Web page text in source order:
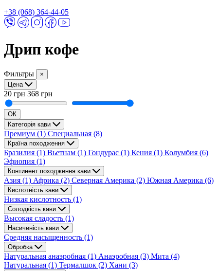
+38 (068) 364-44-05
Дрип кофе
Фильтры
×
Цена
20 грн 368 грн
ОК
Категорія кави
Премиум (1) Специальная (8)
Країна походження
Бразилия (1) Вьетнам (1) Гондурас (1) Кения (1) Колумбия (6)
Эфиопия (1)
Континент походження кави
Азия (1) Африка (2) Северная Америка (2) Южная Америка (6)
Кислотність кави
Низкая кислотность (1)
Солодкість кави
Высокая сладость (1)
Насиченість кави
Средняя насыщенность (1)
Обробка
Натуральная анаэробная (1) Анаэробная (3) Мита (4)
Натуральная (1) Термалшок (2) Хани (3)